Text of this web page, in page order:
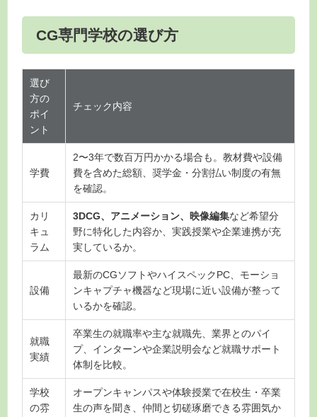
CG専門学校の選び方
選び
方の
ポイ
ント
チェック内容
学費
2〜3年で数百万円かかる場合も。教材費や設備
費を含めた総額、奨学金・分割払い制度の有無
を確認。
カリ
キュ
ラム
3DCG、アニメーション、映像編集など希望分
野に特化した内容か、実践授業や企業連携が充
実しているか。
設備
最新のCGソフトやハイスペックPC、モーショ
ンキャプチャ機器など現場に近い設備が整って
いるかを確認。
就職
実績
卒業生の就職率や主な就職先、業界とのパイ
プ、インターンや企業説明会など就職サポート
体制を比較。
学校
の雰
オープンキャンパスや体験授業で在校生・卒業
生の声を聞き、仲間と切磋琢磨できる雰囲気か